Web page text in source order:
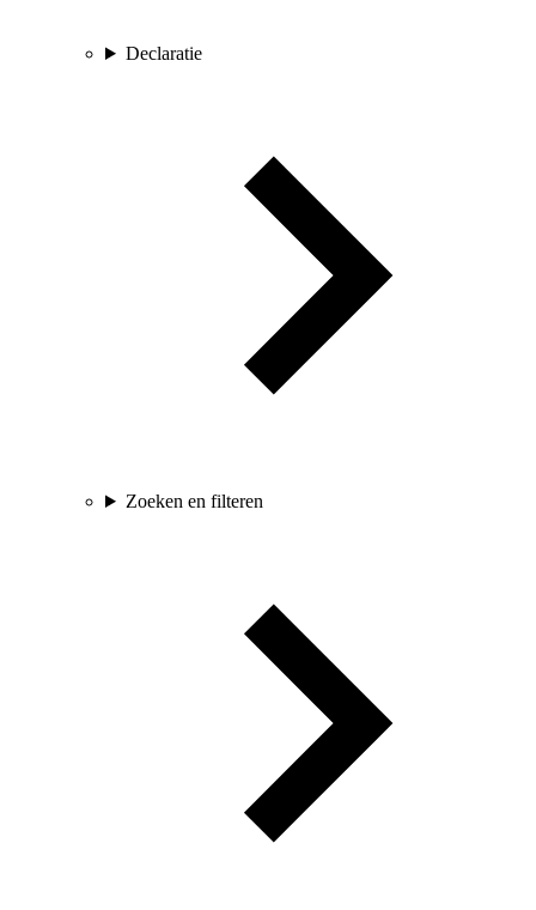
Declaratie
Zoeken en filteren